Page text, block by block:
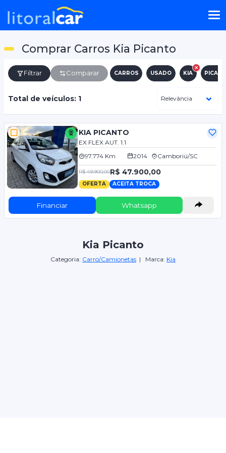
Comprar Carros Kia Picanto
Filtrar Comparar CARROS USADO KIA
Total de veículos: 1
KIA PICANTO
EX FLEX AUT. 1.1
97.774 Km
2014 Camboriú/SC
R$ 49.900,00R$ 47.900,00
OFERTA ACEITA TROCA
Financiar Whatsapp
Kia Picanto
Categoria: Carro/Camionetas | Marca: Kia